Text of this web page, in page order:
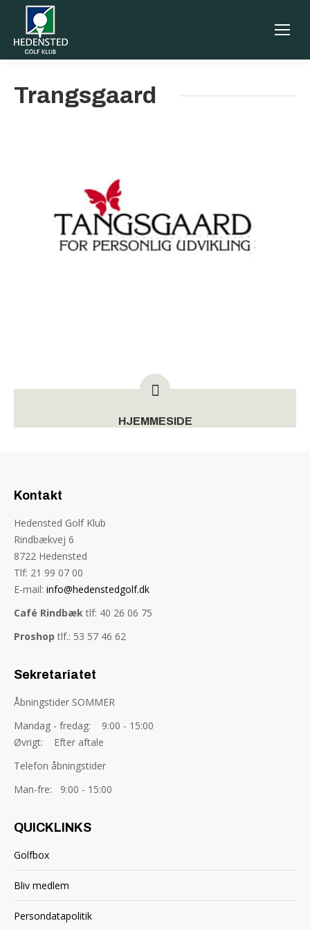
Trangsgaard
HJEMMESIDE
Kontakt
Hedensted Golf Klub
Rindbækvej 6
8722 Hedensted
Tlf: 21 99 07 00
E-mail: info@hedenstedgolf.dk
Café Rindbæktlf: 40 26 06 75
Proshop tlf.: 53 57 46 62
Sekretariatet
Åbningstider SOMMER
Mandag - fredag: 9:00 - 15:00
Øvrigt: Efter aftale
Telefon åbningstider
Man-fre: 9:00 - 15:00
QUICKLINKS
Golfbox
Bliv medlem
Persondatapolitik